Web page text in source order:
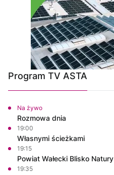
Program TV ASTA
Na żywo
Rozmowa dnia
19:00
Własnymi ścieżkami
19:15
Powiat Wałecki Blisko Natury
19:35